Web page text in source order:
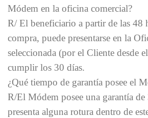
Módem en la oficina comercial?
R/ El beneficiario a partir de las 48
compra, puede presentarse en la
seleccionada (por el Cliente desde
cumplir los 30 días.
¿Qué tiempo de garantía posee el
R/El Módem posee una garantía de
presenta alguna rotura dentro de